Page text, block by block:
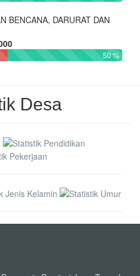
BENCANA, DARURAT DAN
50 %
Desa